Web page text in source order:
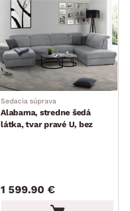
Sedacia súprava
Alabama, stredne šedá
látka, tvar pravé U, bez
1 599.90 €